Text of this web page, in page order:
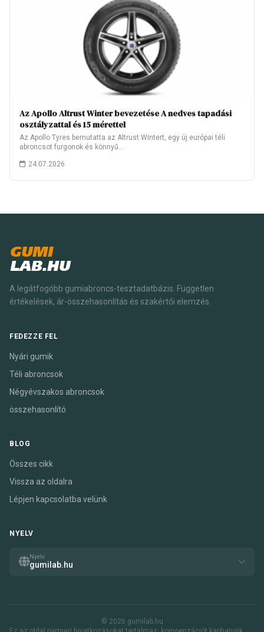
Az Apollo Altrust Winter bevezetése A nedves tapadási
osztályzattal és 15 mérettel
Az Apollo Tyres bemutatta az Altrust Wintert, egy új európai téli
abroncsot furgonok és könnyű…
24.07.2026
GUMI
LAB.HU
A legátfogóbb gumiabroncs-tesztadatbázis. Független
értékelések, ár-összehasonlítás és szakértői elemzés.
FEDEZZE FEL
Nyári gumik
Téli abroncsok
Négyévszakos abroncsok
összehasonlító
BLOG
Összes cikk
Vissza az oldalra
Lépjen kapcsolatba velünk
NYELV
Nyelv
gumilab.hu
© 2026 gumilab.hu